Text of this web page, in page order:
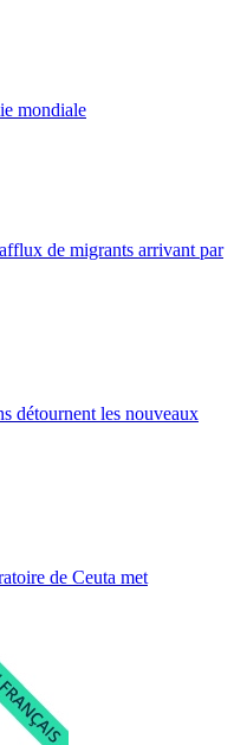
mondiale
de migrants arrivant par
détournent les nouveaux
de Ceuta met